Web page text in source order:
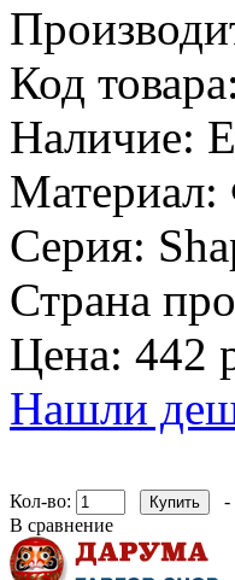
Код товара:
Наличие:
Материал:
Серия:
Страна
Цена: 442
Нашли
Кол-во: -
В сравнение